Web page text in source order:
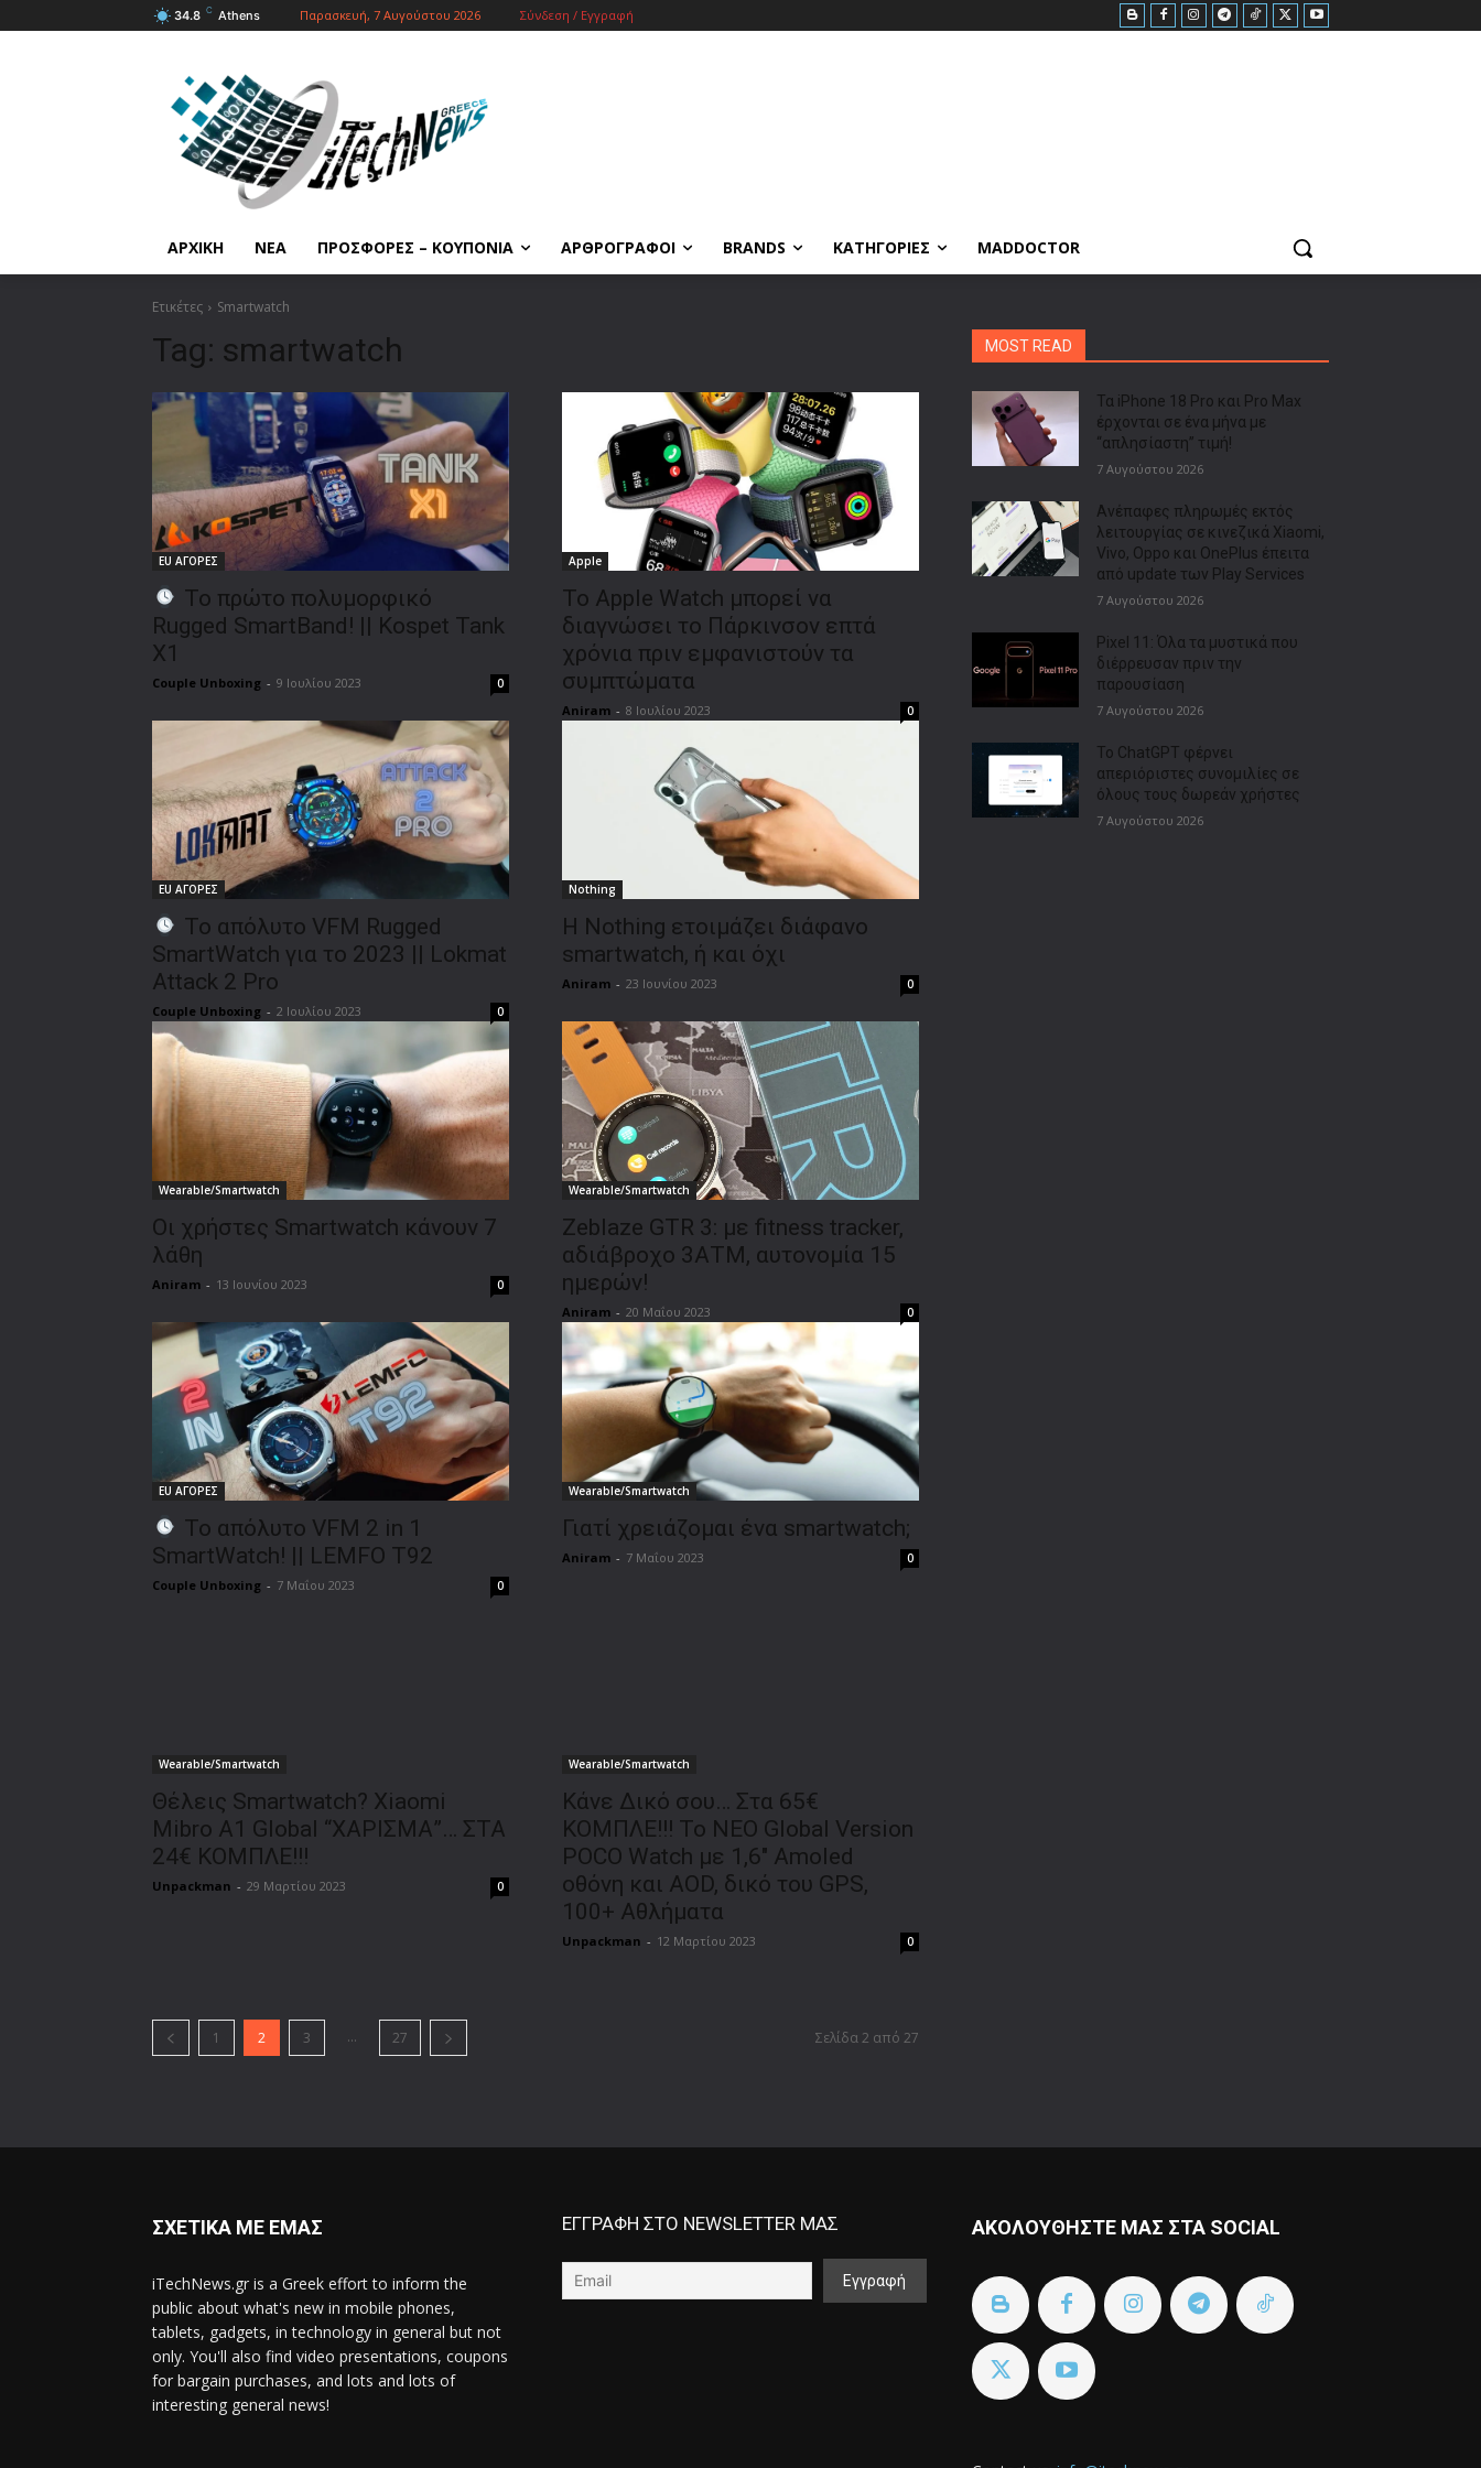
34.8 C Athens Παρασκευή, 7 Αυγούστου 2026 Σύνδεση / Εγγραφή
ΑΡΧΙΚΗ ΝΕΑ ΠΡΟΣΦΟΡΕΣ – ΚΟΥΠΟΝΙΑ ΑΡΘΡΟΓΡΑΦΟΙ BRANDS ΚΑΤΗΓΟΡΙΕΣ MADDOCTOR
Ετικέτες Smartwatch
Tag: smartwatch
EU ΑΓΟΡΕΣ
To πρώτο πολυμορφικό
Rugged SmartBand! || Kospet Tank
X1
Couple Unboxing - 9 Ιουλίου 2023 0
Apple
Το Apple Watch μπορεί να
διαγνώσει τo Πάρκινσον επτά
χρόνια πριν εμφανιστούν τα
συμπτώματα
Aniram - 8 Ιουλίου 2023 0
EU ΑΓΟΡΕΣ
Το απόλυτο VFM Rugged
SmartWatch για το 2023 || Lokmat
Attack 2 Pro
Couple Unboxing - 2 Ιουλίου 2023 0
Nothing
Η Nothing ετοιμάζει διάφανο
smartwatch, ή και όχι
Aniram - 23 Ιουνίου 2023 0
Wearable/Smartwatch
Οι χρήστες Smartwatch κάνουν 7
λάθη
Aniram - 13 Ιουνίου 2023 0
Wearable/Smartwatch
Zeblaze GTR 3: με fitness tracker,
αδιάβροχο 3ΑΤΜ, αυτονομία 15
ημερών!
Aniram - 20 Μαΐου 2023 0
EU ΑΓΟΡΕΣ
Το απόλυτο VFM 2 in 1
SmartWatch! || LEMFO T92
Couple Unboxing - 7 Μαΐου 2023 0
Wearable/Smartwatch
Γιατί χρειάζομαι ένα smartwatch;
Aniram - 7 Μαΐου 2023 0
Wearable/Smartwatch
Θέλεις Smartwatch? Xiaomi
Mibro A1 Global “ΧΑΡΙΣΜΑ”… ΣΤΑ
24€ ΚΟΜΠΛΕ!!!
Unpackman - 29 Μαρτίου 2023 0
Wearable/Smartwatch
Κάνε Δικό σου… Στα 65€
ΚΟΜΠΛΕ!!! Το ΝΕΟ Global Version
POCO Watch με 1,6″ Amoled
οθόνη και AOD, δικό του GPS,
100+ Αθλήματα
Unpackman - 12 Μαρτίου 2023 0
1 2 3 ... 27 Σελίδα 2 από 27
MOST READ
Τα iPhone 18 Pro και Pro Max
έρχονται σε ένα μήνα με
“απλησίαστη” τιμή!
7 Αυγούστου 2026
Ανέπαφες πληρωμές εκτός
λειτουργίας σε κινεζικά Xiaomi,
Vivo, Oppo και OnePlus έπειτα
από update των Play Services
7 Αυγούστου 2026
Pixel 11: Όλα τα μυστικά που
διέρρευσαν πριν την
παρουσίαση
7 Αυγούστου 2026
Το ChatGPT φέρνει
απεριόριστες συνομιλίες σε
όλους τους δωρεάν χρήστες
7 Αυγούστου 2026
ΣΧΕΤΙΚΑ ΜΕ ΕΜΑΣ
iTechNews.gr is a Greek effort to inform the
public about what's new in mobile phones,
tablets, gadgets, in technology in general but not
only. You'll also find video presentations, coupons
for bargain purchases, and lots and lots of
interesting general news!
ΕΓΓΡΑΦΗ ΣΤΟ NEWSLETTER ΜΑΣ ΑΚΟΛΟΥΘΗΣΤΕ ΜΑΣ ΣΤΑ SOCIAL